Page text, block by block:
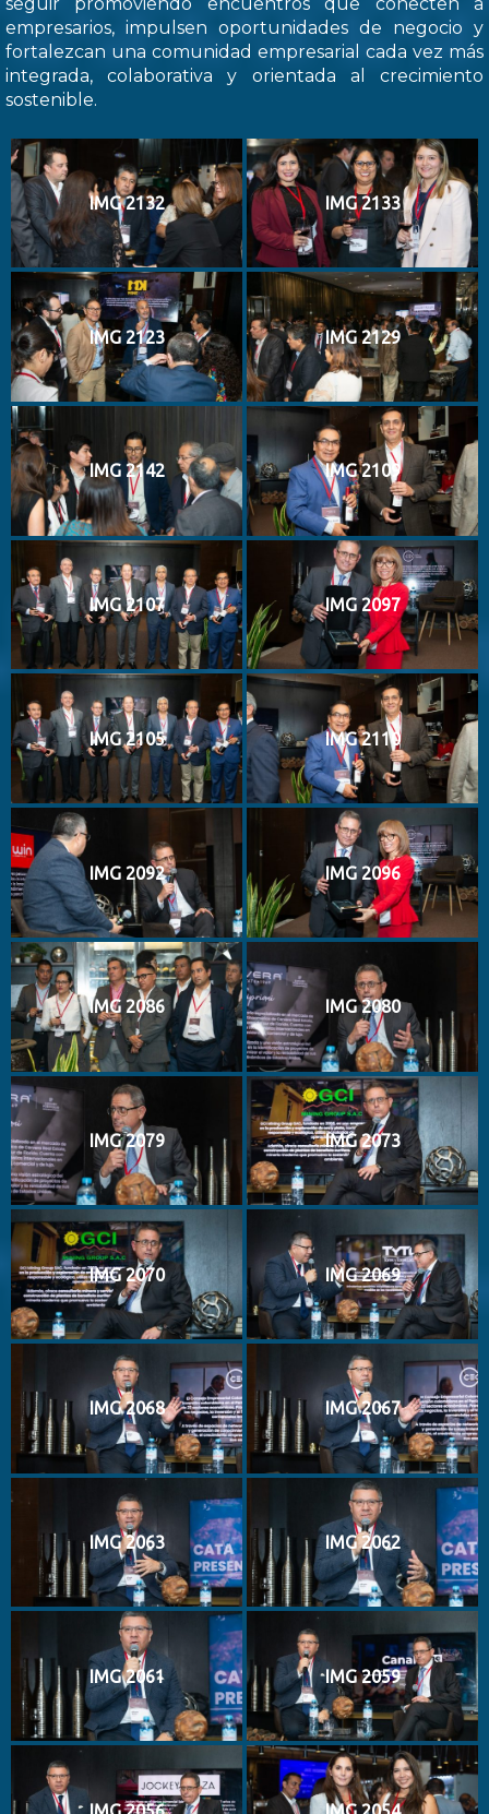
empresarios, impulsen oportunidades de negocio y
fortalezcan una comunidad empresarial cada vez más
integrada, colaborativa y orientada al crecimiento
sostenible.
IMG 2132 IMG 2133
IMG 2123 IMG 2129
IMG 2142 IMG 2109
IMG 2107 IMG 2097
IMG 2105 IMG 2110
IMG 2092 IMG 2096
IMG 2086 IMG 2080
IMG 2079 IMG 2073
IMG 2070 IMG 2069
IMG 2068 IMG 2067
IMG 2063 IMG 2062
IMG 2061 IMG 2059